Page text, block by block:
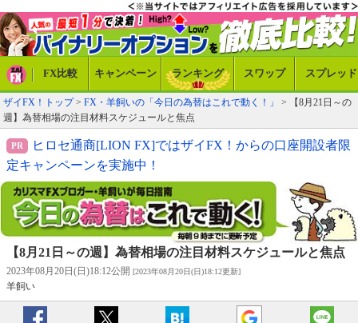
FX比較 キャンペーン ランキング スワップ スプレッド
ザイFX！トップ> FX・羊飼いの「今日の為替はこれで動く！」
> 【8月21日～の
週】為替相場の注目材料スケジュールと焦点
ヒロセ通商[LION FX]ではザイFX！からの口座開設者限
定キャンペーンを実施中！
【8月21日～の週】為替相場の注目材料スケジュールと焦点
2023年08月20日(日)18:12公開 [2023年08月20日(日)18:12更新]
羊飼い